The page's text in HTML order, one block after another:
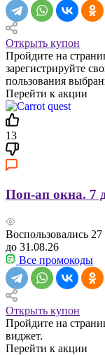
Открыть купон
Пройдите на
зарегистрируйте
пользования
Перейти к акции
13
Поп-ап окна. 7
Воспользовались 27
до 31.08.26
Все промокоды
Открыть купон
Пройдите на
виджет.
Перейти к акции